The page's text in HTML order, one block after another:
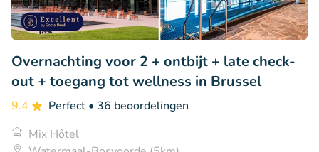
Overnachting voor 2 + ontbijt + late check-
out + toegang tot wellness in Brussel
9.4 Perfect • 36 beoordelingen
Mix Hôtel